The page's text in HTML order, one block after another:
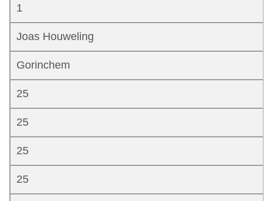
1
Joas Houweling
Gorinchem
25
25
25
25